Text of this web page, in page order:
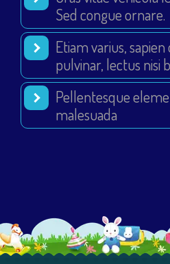
Sed congue ornare.
Etiam varius,
pulvinar, lectus nisi
Pellentesque
malesuada